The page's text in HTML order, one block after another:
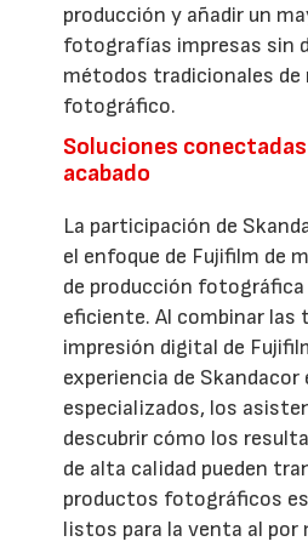
producción y añadir un
fotografías impresas sin
métodos tradicionales de
fotográfico.
Soluciones
acabado
La participación de
el enfoque de Fujifilm de
de producción
eficiente. Al combinar las
impresión digital de
experiencia de Skandacor
especializados, los
descubrir cómo los
de alta calidad pueden
productos fotográficos
listos para la venta al por